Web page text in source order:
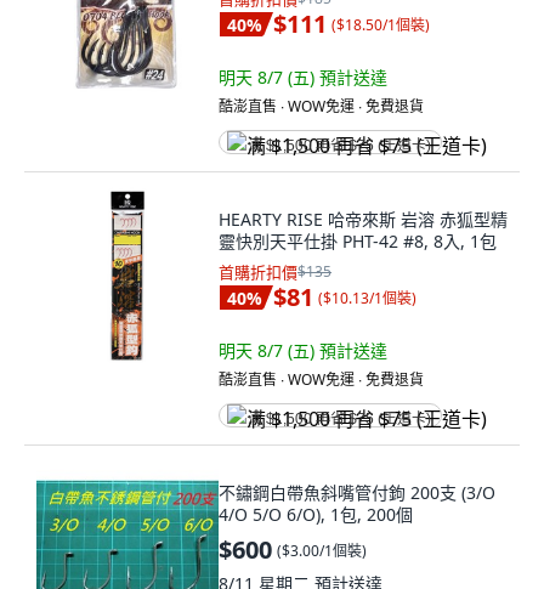
40% $111 ($18.50/1個裝)
明天 8/7 (五) 預計送達
酷澎直售 ∙ WOW免運 ∙ 免費退貨
满 $1,500 再省 $75 (王道卡)
HEARTY RISE 哈帝來斯 岩溶 赤狐型精
靈快別天平仕掛 PHT-42 #8, 8入, 1包
首購折扣價$135
40% $81 ($10.13/1個裝)
明天 8/7 (五) 預計送達
酷澎直售 ∙ WOW免運 ∙ 免費退貨
满 $1,500 再省 $75 (王道卡)
不鏽鋼白帶魚斜嘴管付鉤 200支 (3/O
4/O 5/O 6/O), 1包, 200個
$600 ($3.00/1個裝)
8/11 星期二 預計送達